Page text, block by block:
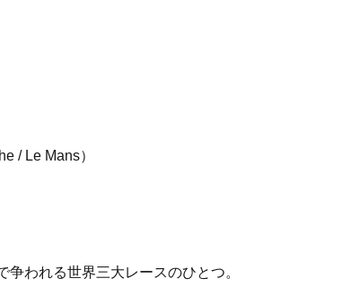
/ Le Mans）
われる世界三大レースのひとつ。